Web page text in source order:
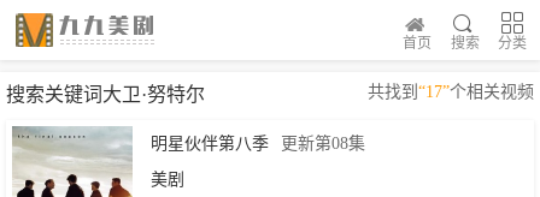
分类
搜索
首页
搜索关键词大卫·努特尔 共找到 “17”个相关视频
明星伙伴第八季
更新第08集
美剧